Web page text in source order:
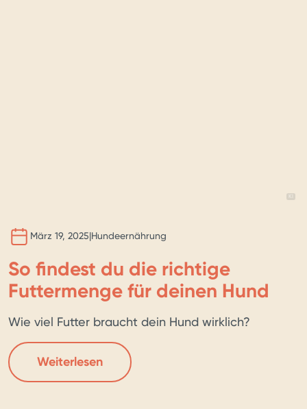
März 19, 2025|Hundeernährung
So findest du die richtige
Futtermenge für deinen Hund
Wie viel Futter braucht dein Hund wirklich?
Weiterlesen